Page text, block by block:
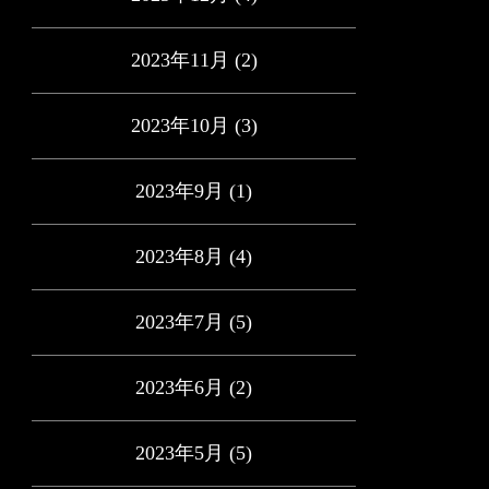
2023年11月 (2)
2023年10月 (3)
2023年9月 (1)
2023年8月 (4)
2023年7月 (5)
2023年6月 (2)
2023年5月 (5)